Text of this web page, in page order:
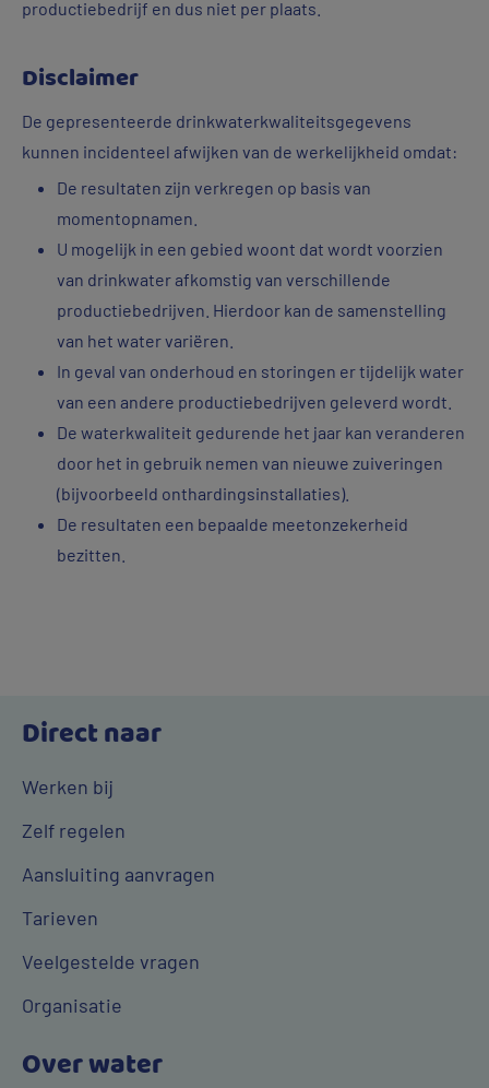
productiebedrijf en dus niet per plaats.
Disclaimer
De gepresenteerde drinkwaterkwaliteitsgegevens
kunnen incidenteel afwijken van de werkelijkheid omdat:
De resultaten zijn verkregen op basis van
momentopnamen.
U mogelijk in een gebied woont dat wordt voorzien
van drinkwater afkomstig van verschillende
productiebedrijven. Hierdoor kan de samenstelling
van het water variëren.
In geval van onderhoud en storingen er tijdelijk water
van een andere productiebedrijven geleverd wordt.
De waterkwaliteit gedurende het jaar kan veranderen
door het in gebruik nemen van nieuwe zuiveringen
(bijvoorbeeld onthardingsinstallaties).
De resultaten een bepaalde meetonzekerheid
bezitten.
Direct naar
Werken bij
Zelf regelen
Aansluiting aanvragen
Tarieven
Veelgestelde vragen
Organisatie
Over water